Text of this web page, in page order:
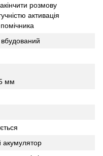
розмову
активація
вбудований
мм
акумулятор